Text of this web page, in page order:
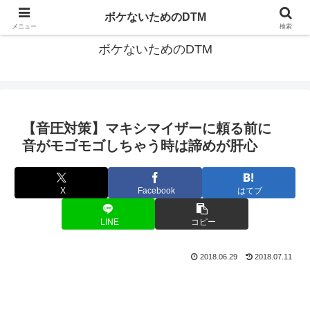
ゆる～く続ける音楽制作のあれこれや昔ばなし
ボケないためのDTM
【音圧対策】マキシマイザーに頼る前に
音がモゴモゴしちゃう時は諦めが肝心
X Facebook はてブ
LINE コピー
2018.06.29 2018.07.11
メニュー
ボケないためのDTM
検索